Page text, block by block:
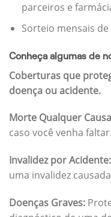
parceiros e
Sorteio mensais de
Conheça algumas de
Coberturas que
doença ou acidente.
Morte Qualquer
caso você venha faltar.
Invalidez por Acidente:
uma invalidez
Doenças Graves: